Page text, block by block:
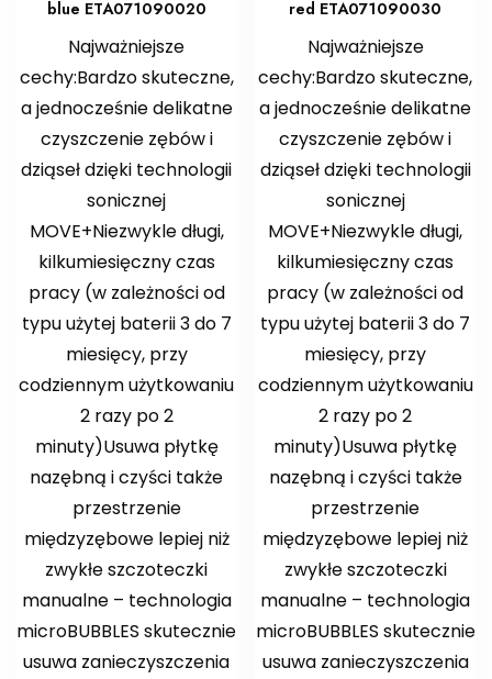
blue ETA071090020
Najważniejsze
cechy:Bardzo skuteczne,
a jednocześnie delikatne
czyszczenie zębów i
dziąseł dzięki technologii
sonicznej
MOVE+Niezwykle długi,
kilkumiesięczny czas
pracy (w zależności od
typu użytej baterii 3 do 7
miesięcy, przy
codziennym użytkowaniu
2 razy po 2
minuty)Usuwa płytkę
nazębną i czyści także
przestrzenie
międzyzębowe lepiej niż
zwykłe szczoteczki
manualne – technologia
microBUBBLES skutecznie
usuwa zanieczyszczenia
red ETA071090030
Najważniejsze
cechy:Bardzo skuteczne,
a jednocześnie delikatne
czyszczenie zębów i
dziąseł dzięki technologii
sonicznej
MOVE+Niezwykle długi,
kilkumiesięczny czas
pracy (w zależności od
typu użytej baterii 3 do 7
miesięcy, przy
codziennym użytkowaniu
2 razy po 2
minuty)Usuwa płytkę
nazębną i czyści także
przestrzenie
międzyzębowe lepiej niż
zwykłe szczoteczki
manualne – technologia
microBUBBLES skutecznie
usuwa zanieczyszczenia